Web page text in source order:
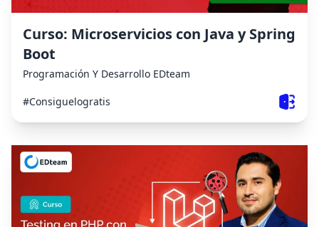
Curso: Microservicios con Java y Spring
Boot
Programación Y Desarrollo EDteam
#Consiguelogratis